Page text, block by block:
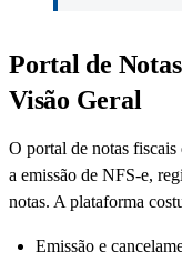
Portal de
Visão Geral
O portal de notas
a emissão de NFS-e,
notas. A plataforma
Emissão e